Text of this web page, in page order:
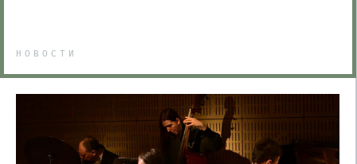
НОВОСТИ